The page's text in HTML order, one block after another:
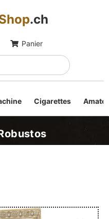
.ch
Panier
Cigarettes